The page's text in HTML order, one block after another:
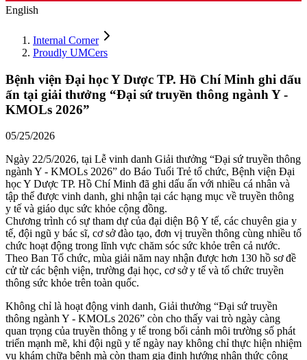
English
Internal Corner
Proudly UMCers
Bệnh viện Đại học Y Dược TP. Hồ Chí Minh ghi dấu
ấn tại giải thưởng “Đại sứ truyền thông ngành Y -
KMOLs 2026”
05/25/2026
Ngày 22/5/2026, tại Lễ vinh danh Giải thưởng “Đại sứ truyền thông
ngành Y - KMOLs 2026” do Báo Tuổi Trẻ tổ chức, Bệnh viện Đại
học Y Dược TP. Hồ Chí Minh đã ghi dấu ấn với nhiều cá nhân và
tập thể được vinh danh, ghi nhận tại các hạng mục về truyền thông
y tế và giáo dục sức khỏe cộng đồng.
Chương trình có sự tham dự của đại diện Bộ Y tế, các chuyên gia y
tế, đội ngũ y bác sĩ, cơ sở đào tạo, đơn vị truyền thông cùng nhiều tổ
chức hoạt động trong lĩnh vực chăm sóc sức khỏe trên cả nước.
Theo Ban Tổ chức, mùa giải năm nay nhận được hơn 130 hồ sơ đề
cử từ các bệnh viện, trường đại học, cơ sở y tế và tổ chức truyền
thông sức khỏe trên toàn quốc.
Không chỉ là hoạt động vinh danh, Giải thưởng “Đại sứ truyền
thông ngành Y - KMOLs 2026” còn cho thấy vai trò ngày càng
quan trọng của truyền thông y tế trong bối cảnh môi trường số phát
triển mạnh mẽ, khi đội ngũ y tế ngày nay không chỉ thực hiện nhiệm
vụ khám chữa bệnh mà còn tham gia định hướng nhận thức cộng